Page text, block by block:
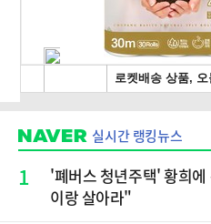
실시간 랭킹뉴스
1
'폐버스 청년주택' 황희
이랑 살아라"